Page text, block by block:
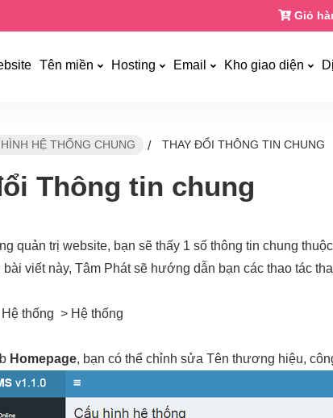
Giỏ
Tên miền Hosting Email Kho giao diện
HỆ THỐNG CHUNG / THAY ĐỔI THÔNG TIN CHUNG
Thông tin chung
quản trị website, bạn sẽ thấy 1 số thông tin chung
bài viết này, Tâm Phát sẽ hướng dẫn bạn các thao tác
thống > Hệ thống
Homepage, bạn có thể chỉnh sửa Tên thương hiệu,